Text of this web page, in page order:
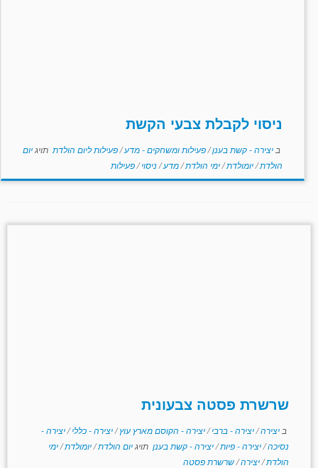
ניסוי לקבלת צבעי הקשת
ב יצירה - קשת בענן/פעילות ומשחקים - מדע/פעילות ליום הולדת תויגיום
הולדת/יומולדת/ימי הולדת/מדע/ ניסוי/פעילות
שרשרת פסטה צבעונית
ב יצירה/יצירה - ברבי/יצירה - הקוסם מארץ עוץ/יצירה - כללי/יצירה -
נסיכה/יצירה - פיות/יצירה - קשת בענן תויגיום הולדת/יומולדת/ימי
הולדת/יצירה/שרשרת פסטה